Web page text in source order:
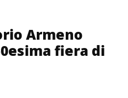
Armeno
fiera di